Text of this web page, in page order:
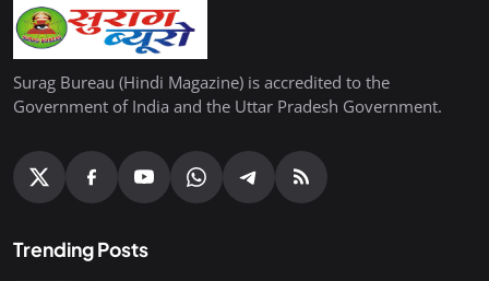
Surag Bureau (Hindi Magazine) is accredited to the
Government of India and the Uttar Pradesh Government.
Trending Posts